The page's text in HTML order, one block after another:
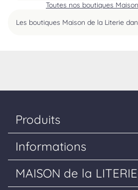
Toutes nos boutiques
Les boutiques Maison de la Literie
Produits
Matelas
Sommiers
Têtes de lit
Informations
La livraison
MAISON de la LITERIE